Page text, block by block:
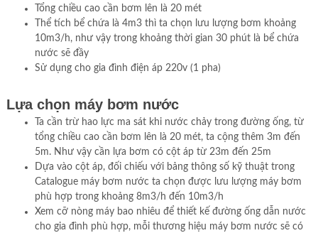
Tổng chiều cao cần bơm lên là 20 mét
Thể tích bể chứa là 4m3 thì ta chọn lưu lượng bơm khoảng
10m3/h, như vậy trong khoảng thời gian 30 phút là bể chứa
nước sẽ đầy
Sử dụng cho gia đình điện áp 220v (1 pha)
Lựa chọn máy bơm nước
Ta cần trừ hao lực ma sát khi nước chảy trong đường ống, từ
tổng chiều cao cần bơm lên là 20 mét, ta cộng thêm 3m đến
5m. Như vậy cần lựa bơm có cột áp từ 23m đến 25m
Dựa vào cột áp, đối chiếu với bảng thông số kỹ thuật trong
Catalogue máy bơm nước ta chọn được lưu lượng máy bơm
phù hợp trong khoảng 8m3/h đến 10m3/h
Xem cỡ nòng máy bao nhiêu để thiết kế đường ống dẫn nước
cho gia đình phù hợp, mỗi thương hiệu máy bơm nước sẽ có